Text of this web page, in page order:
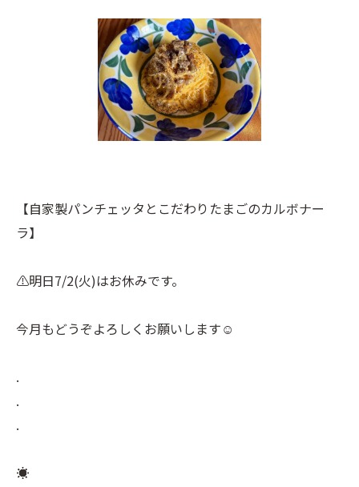
【自家製パンチェッタとこだわりたまごのカルボナー
ラ】
⚠︎明日7/2(火)はお休みです。
今月もどうぞよろしくお願いします☺︎
.
.
.
☀︎⠀